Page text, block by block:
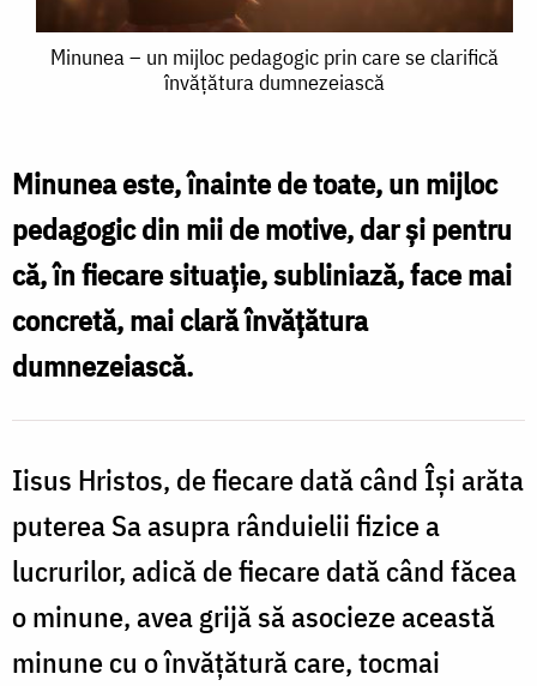
Minunea
mijloc
pedagogic
prin
învățătura
dumnezeiască
Minunea – un mijloc pedagogic prin care se clarifică
învățătura dumnezeiască
Minunea este, înainte de toate, un mijloc
pedagogic din mii de motive, dar şi pentru
că, în fiecare situaţie, subliniază, face mai
concretă, mai clară învăţătura
dumnezeiască.
Iisus Hristos, de fiecare dată când Îşi arăta
puterea Sa asupra rânduielii fizice a
lucrurilor, adică de fiecare dată când făcea
o minune, avea grijă să asocieze această
minune cu o învăţătură care, tocmai